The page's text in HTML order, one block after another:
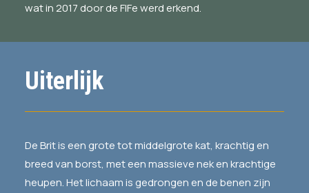
wat in 2017 door de FIFe werd erkend.
Uiterlijk
De Brit is een grote tot middelgrote kat, krachtig en
breed van borst, met een massieve nek en krachtige
heupen. Het lichaam is gedrongen en de benen zijn